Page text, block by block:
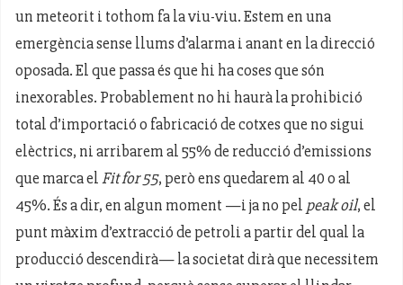
un meteorit i tothom fa la viu-viu. Estem en una
emergència sense llums d’alarma i anant en la direcció
oposada. El que passa és que hi ha coses que són
inexorables. Probablement no hi haurà la prohibició
total d’importació o fabricació de cotxes que no sigui
elèctrics, ni arribarem al 55% de reducció d’emissions
que marca elFit for 55, però ens quedarem al 40 o al
45%. És a dir, en algun moment —i ja no pel peak oil, el
punt màxim d’extracció de petroli a partir del qual la
producció descendirà— la societat dirà que necessitem